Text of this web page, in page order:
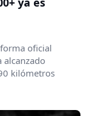
oficial
alcanzado
kilómetros